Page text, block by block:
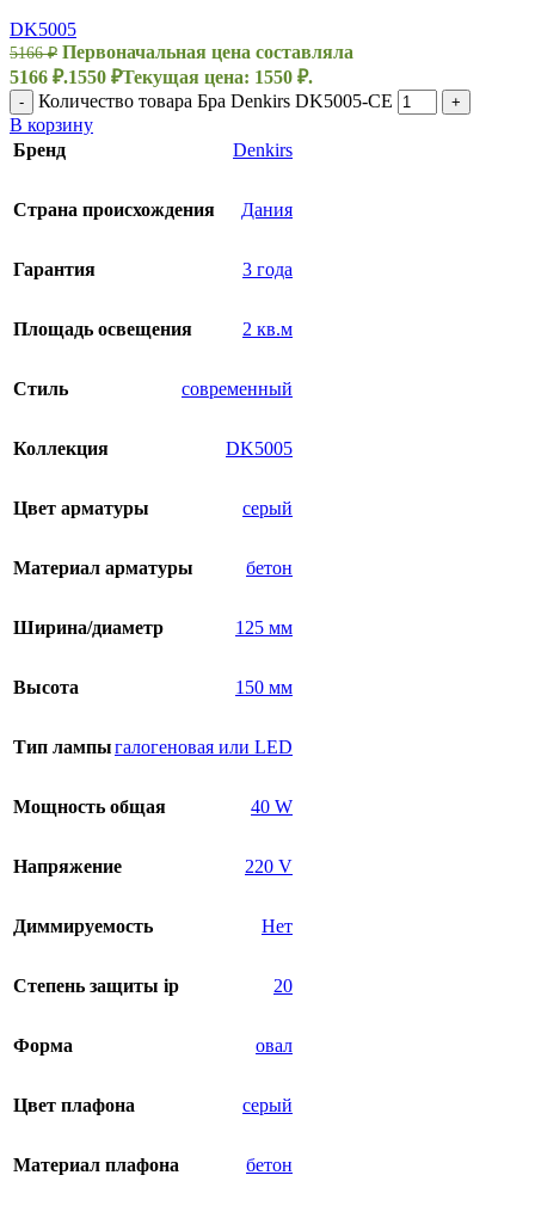
DK5005
5166₽ Первоначальная цена составляла
5166 ₽.1550 ₽Текущая цена: 1550 ₽.
- Количество товара Бра Denkirs DK5005-CE +
В корзину
Бренд
Denkirs
Страна происхождения Дания
Гарантия 3 года
Площадь освещения 2 кв.м
Стиль современный
Коллекция DK5005
Цвет арматуры серый
Материал арматуры бетон
Ширина/диаметр 125 мм
Высота 150 мм
Тип лампыгалогеновая или LED
Мощность общая 40 W
Напряжение 220 V
Диммируемость Нет
Степень защиты ip 20
Форма овал
Цвет плафона серый
Материал плафона бетон